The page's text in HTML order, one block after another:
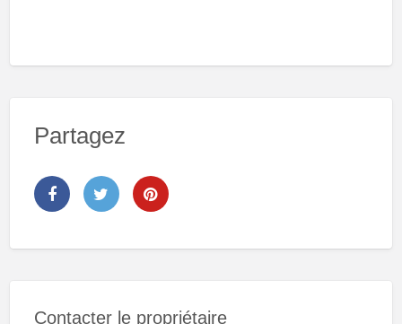
Partagez
Contacter le propriétaire